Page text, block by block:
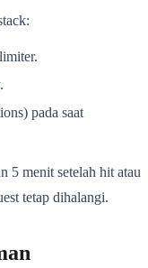
pada saat
5 menit setelah hit atau
tetap dihalangi.